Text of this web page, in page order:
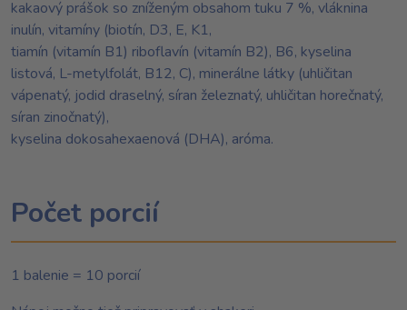
kakaový prášok so zníženým obsahom tuku 7 %, vláknina
inulín, vitamíny (biotín, D3, E, K1,
tiamín (vitamín B1) riboflavín (vitamín B2), B6, kyselina
listová, L-metylfolát, B12, C), minerálne látky (uhličitan
vápenatý, jodid draselný, síran železnatý, uhličitan horečnatý,
síran zinočnatý),
kyselina dokosahexaenová (DHA), aróma.
Počet porcií
1 balenie = 10 porcií